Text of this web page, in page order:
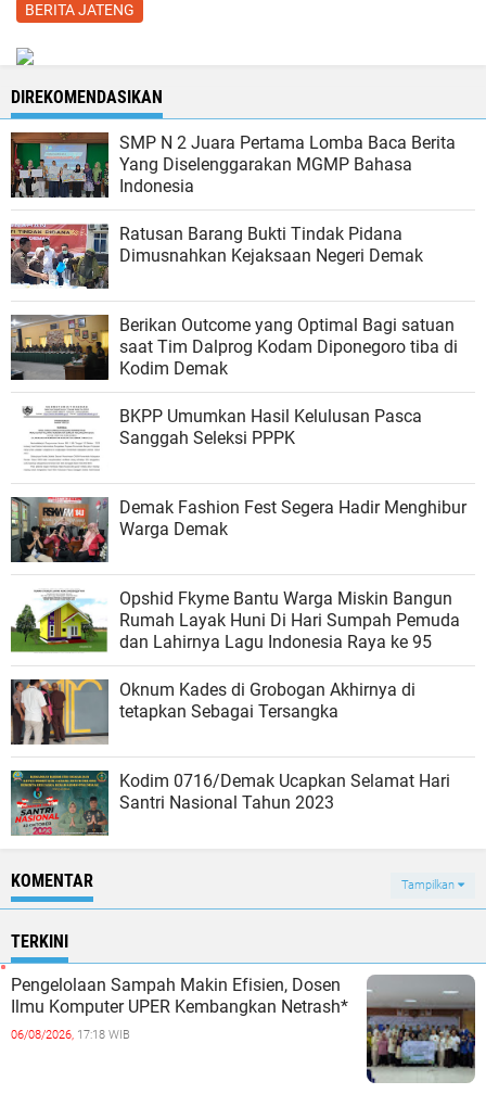
BERITA JATENG
DIREKOMENDASIKAN
SMP N 2 Juara Pertama Lomba Baca Berita
Yang Diselenggarakan MGMP Bahasa
Indonesia
Ratusan Barang Bukti Tindak Pidana
Dimusnahkan Kejaksaan Negeri Demak
Berikan Outcome yang Optimal Bagi satuan
saat Tim Dalprog Kodam Diponegoro tiba di
Kodim Demak
BKPP Umumkan Hasil Kelulusan Pasca
Sanggah Seleksi PPPK
Demak Fashion Fest Segera Hadir Menghibur
Warga Demak
Opshid Fkyme Bantu Warga Miskin Bangun
Rumah Layak Huni Di Hari Sumpah Pemuda
dan Lahirnya Lagu Indonesia Raya ke 95
Oknum Kades di Grobogan Akhirnya di
tetapkan Sebagai Tersangka
Kodim 0716/Demak Ucapkan Selamat Hari
Santri Nasional Tahun 2023
KOMENTAR Tampilkan
TERKINI
Pengelolaan Sampah Makin Efisien, Dosen
Ilmu Komputer UPER Kembangkan Netrash*
06/08/2026, 17:18 WIB